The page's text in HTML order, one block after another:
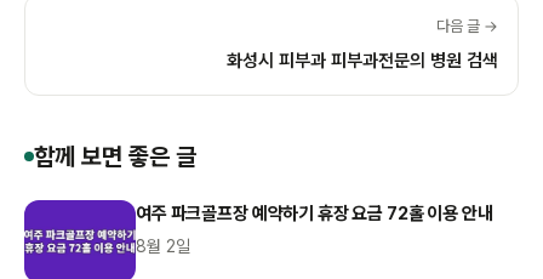
다음 글 →
화성시 피부과 피부과전문의 병원 검색
함께 보면 좋은 글
여주 파크골프장 예약하기 휴장 요금 72홀 이용 안내
8월 2일